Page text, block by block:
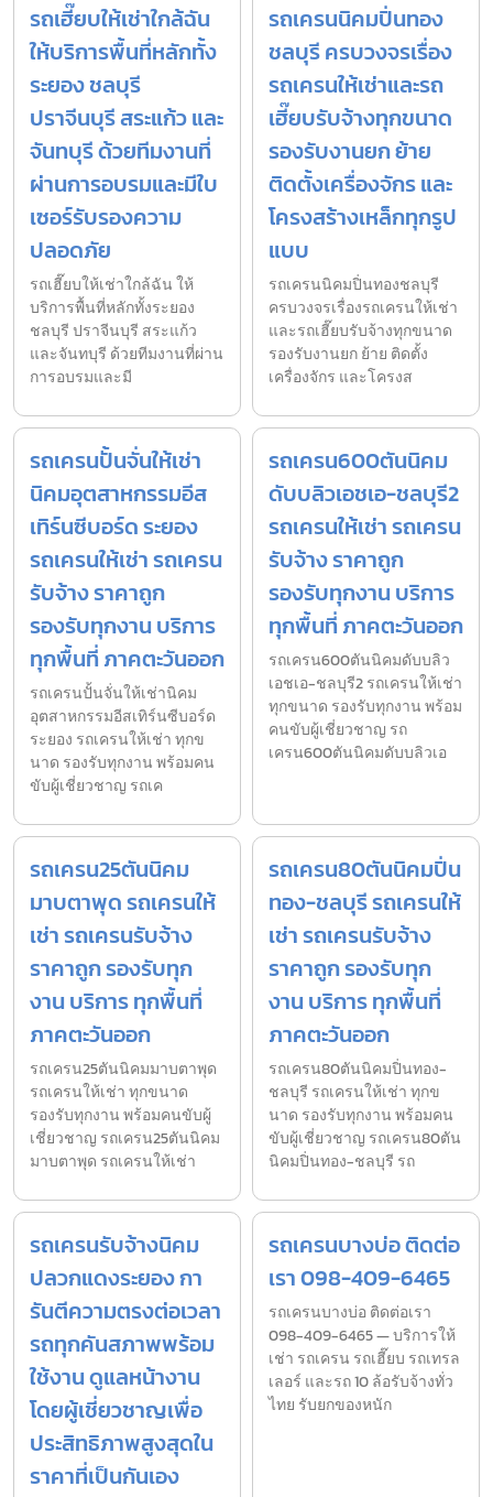
รถเฮี๊ยบให้เช่าใกล้ฉัน
ให้บริการพื้นที่หลักทั้ง
ระยอง ชลบุรี
ปราจีนบุรี สระแก้ว และ
จันทบุรี ด้วยทีมงานที่
ผ่านการอบรมและมีใบ
เซอร์รับรองความ
ปลอดภัย
รถเฮี๊ยบให้เช่าใกล้ฉัน ให้
บริการพื้นที่หลักทั้งระยอง
ชลบุรี ปราจีนบุรี สระแก้ว
และจันทบุรี ด้วยทีมงานที่ผ่าน
การอบรมและมี
รถเครนนิคมปิ่นทอง
ชลบุรี ครบวงจรเรื่อง
รถเครนให้เช่าและรถ
เฮี๊ยบรับจ้างทุกขนาด
รองรับงานยก ย้าย
ติดตั้งเครื่องจักร และ
โครงสร้างเหล็กทุกรูป
แบบ
รถเครนนิคมปิ่นทองชลบุรี
ครบวงจรเรื่องรถเครนให้เช่า
และรถเฮี๊ยบรับจ้างทุกขนาด
รองรับงานยก ย้าย ติดตั้ง
เครื่องจักร และโครงส
รถเครนปั้นจั่นให้เช่า
นิคมอุตสาหกรรมอีส
เทิร์นซีบอร์ด ระยอง
รถเครนให้เช่า รถเครน
รับจ้าง ราคาถูก
รองรับทุกงาน บริการ
ทุกพื้นที่ ภาคตะวันออก
รถเครนปั้นจั่นให้เช่านิคม
อุตสาหกรรมอีสเทิร์นซีบอร์ด
ระยอง รถเครนให้เช่า ทุกข
นาด รองรับทุกงาน พร้อมคน
ขับผู้เชี่ยวชาญ รถเค
รถเครน600ตันนิคม
ดับบลิวเอชเอ-ชลบุรี2
รถเครนให้เช่า รถเครน
รับจ้าง ราคาถูก
รองรับทุกงาน บริการ
ทุกพื้นที่ ภาคตะวันออก
รถเครน600ตันนิคมดับบลิว
เอชเอ-ชลบุรี2 รถเครนให้เช่า
ทุกขนาด รองรับทุกงาน พร้อม
คนขับผู้เชี่ยวชาญ รถ
เครน600ตันนิคมดับบลิวเอ
รถเครน25ตันนิคม
มาบตาพุด รถเครนให้
เช่า รถเครนรับจ้าง
ราคาถูก รองรับทุก
งาน บริการ ทุกพื้นที่
ภาคตะวันออก
รถเครน25ตันนิคมมาบตาพุด
รถเครนให้เช่า ทุกขนาด
รองรับทุกงาน พร้อมคนขับผู้
เชี่ยวชาญ รถเครน25ตันนิคม
มาบตาพุด รถเครนให้เช่า
รถเครน80ตันนิคมปิ่น
ทอง-ชลบุรี รถเครนให้
เช่า รถเครนรับจ้าง
ราคาถูก รองรับทุก
งาน บริการ ทุกพื้นที่
ภาคตะวันออก
รถเครน80ตันนิคมปิ่นทอง-
ชลบุรี รถเครนให้เช่า ทุกข
นาด รองรับทุกงาน พร้อมคน
ขับผู้เชี่ยวชาญ รถเครน80ตัน
นิคมปิ่นทอง-ชลบุรี รถ
รถเครนรับจ้างนิคม
ปลวกแดงระยอง กา
รันตีความตรงต่อเวลา
รถทุกคันสภาพพร้อม
ใช้งาน ดูแลหน้างาน
โดยผู้เชี่ยวชาญเพื่อ
ประสิทธิภาพสูงสุดใน
ราคาที่เป็นกันเอง
รถเครนบางบ่อ ติดต่อ
เรา 098-409-6465
รถเครนบางบ่อ ติดต่อเรา
098-409-6465 — บริการให้
เช่า รถเครน รถเฮี๊ยบ รถเทรล
เลอร์ และรถ 10 ล้อรับจ้างทั่ว
ไทย รับยกของหนัก